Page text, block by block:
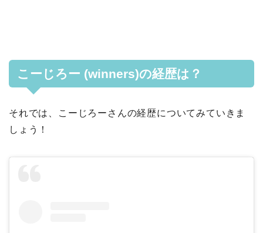
こーじろー (winners)の経歴は？
それでは、こーじろーさんの経歴についてみていきま
しょう！